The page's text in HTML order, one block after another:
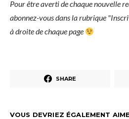
Pour être averti de chaque nouvelle
abonnez-vous dans la rubrique
à droite de chaque page
SHARE
VOUS DEVRIEZ ÉGALEMENT